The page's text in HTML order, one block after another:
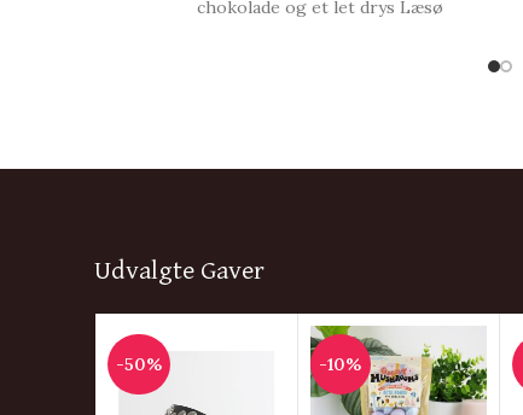
chokolade og et let drys Læsø
Udvalgte Gaver
-50% -10%